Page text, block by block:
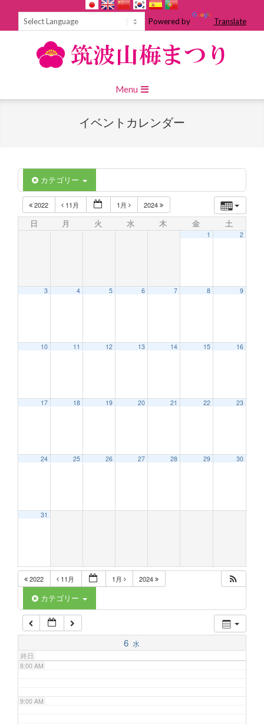
Powered by Translate
Navigation
Menu
イベントカレンダー
カテゴリー
2022 11月 1月 2024
日 月 火 水 木 金 土
1 2
3 4 5 6 7 8 9
10 11 12 13 14 15 16
17 18 19 20 21 22 23
24 25 26 27 28 29 30
31
2022 11月 1月 2024
カテゴリー
6 水
終日
2:00 AM
6:00 AM
7:00 AM
8:00 AM
9:00 AM